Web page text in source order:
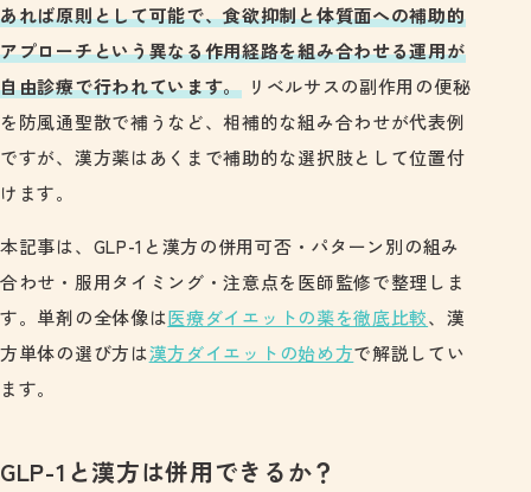
あれば原則として可能で、食欲抑制と体質面への補助的
アプローチという異なる作用経路を組み合わせる運用が
自由診療で行われています。 リベルサスの副作用の便秘
を防風通聖散で補うなど、相補的な組み合わせが代表例
ですが、漢方薬はあくまで補助的な選択肢として位置付
けます。
本記事は、GLP-1と漢方の併用可否・パターン別の組み
合わせ・服用タイミング・注意点を医師監修で整理しま
す。単剤の全体像は医療ダイエットの薬を徹底比較、漢
方単体の選び方は漢方ダイエットの始め方で解説してい
ます。
GLP-1と漢方は併用できるか？